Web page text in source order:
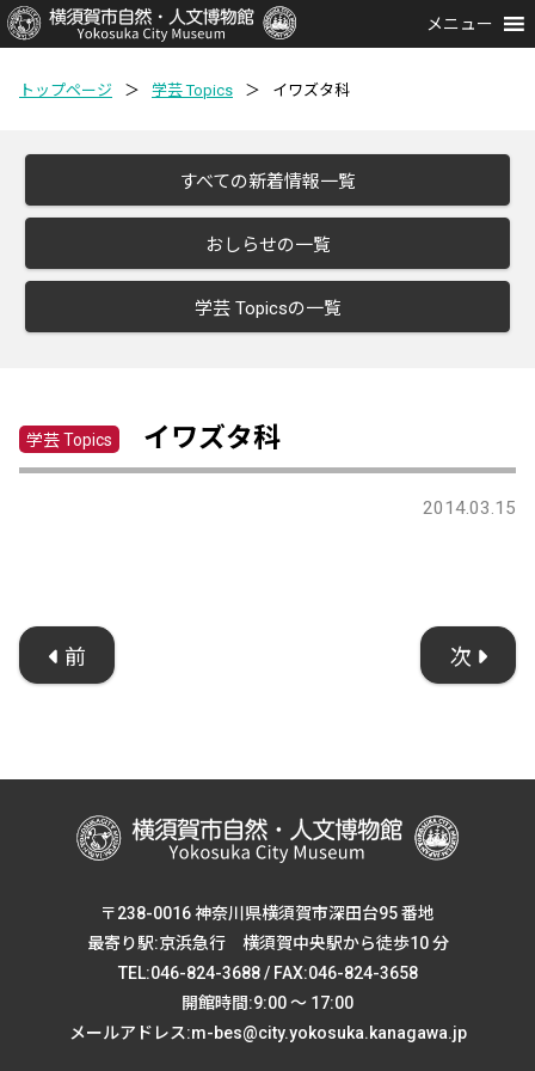
メニュー
トップページ ＞ 学芸 Topics ＞ イワズタ科
すべての新着情報一覧
おしらせの一覧
学芸 Topicsの一覧
学芸 Topics イワズタ科
2014.03.15
前 次
〒238-0016 神奈川県横須賀市深田台95 番地
最寄り駅:京浜急行 横須賀中央駅から徒歩10 分
TEL:046-824-3688 / FAX:046-824-3658
開館時間:9:00 ～ 17:00
メールアドレス:m-bes@city.yokosuka.kanagawa.jp